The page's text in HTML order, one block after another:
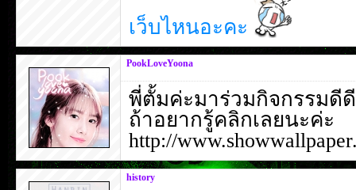
เว็บไหนอะคะ
PookLoveYoona
พี่ตั้มค่ะมาร่วมกิจกรรมดี
ถ้าอยากรู้คลิกเลยนะค่ะ
http://
history